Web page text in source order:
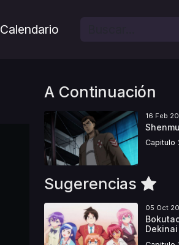
Calendario
A Continuación
16 Feb
Capitulo
Sugerencias
05 Oct